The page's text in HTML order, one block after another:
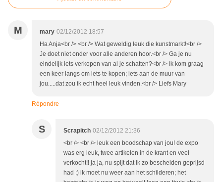
M mary 02/12/2012 18:57
Ha Anja<br /> <br /> Wat geweldig leuk die kunstmarkt!<br />
Je doet niet onder voor alle anderen hoor.<br /> Ga je nu
eindelijk iets verkopen van al je schatten?<br /> Ik kom graag
een keer langs om iets te kopen; iets aan de muur van
jou.....dat zou ik echt heel leuk vinden.<br /> Liefs Mary
Répondre
S Scrapitch 02/12/2012 21:36
<br /> <br /> leuk een boodschap van jou! de expo
was erg leuk, twee artikelen in de krant en veel
verkocht!! ja ja, nu spijt dat ik zo bescheiden geprijsd
had ;) ik moet nu weer aan het schilderen; het